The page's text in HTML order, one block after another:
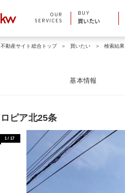
OUR
SERVICES
BUY
買いたい
不動産サイト総合トップ 買いたい 検索結果
基本情報
ロピア北25条
1/ 17